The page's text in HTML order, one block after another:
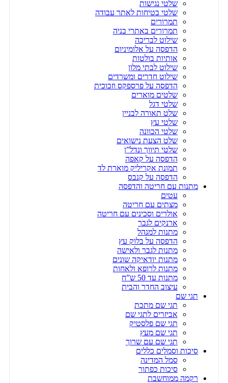
שלטי נגישות
שלטי בטיחות לאתר עבודה
תמרורים
תמרורים באתרי בניה
שילוט לבריכה
הדפסה על אלומיניום
אותיות בולטות
שילוט לבתי מלון
שילוט חדרים ומשרדים
הדפסה על פרספקס וזכוכית
שלטים מוארים
שלטי דגל
שלט תאורה לבניין
שלטי עץ
שלטי הכוונה
שלט הצעת נישואים
שלטי תיווך ונדל”ן
הדפסה על קאפה
תמונת אקריליק מוארת לד
הדפסה על קנבס
מתנות עם חריטה והדפסה
עטים
מצתים עם חריטה
אולרים וסכינים עם חריטה
ארנקים לגבר
מתנות למנהל
הדפסה על בלוק עץ
מתנות לגבר ולאישה
מתנות יודאיקה שונים
מתנות לרופא ולאחות
מתנות עד 50 ש”ח
עיצוב החדר והבית
תגי שם
תגי שם מתכת
אביזרים לתגי שם
תגי שם פלסטיק
תגי שם מעץ
תגי שם עם שרוך
סיכות וסמלים כללים
סמל המדינה
סיכות כפתור
רקמה ממוחשבת